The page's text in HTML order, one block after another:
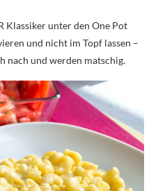
Klassiker unter den One Pot
und nicht im Topf lassen –
nach und werden matschig.